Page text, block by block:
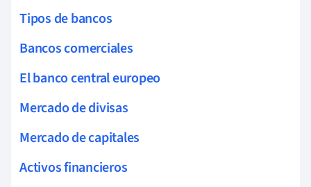
Tipos de bancos
Bancos comerciales
El banco central europeo
Mercado de divisas
Mercado de capitales
Activos financieros